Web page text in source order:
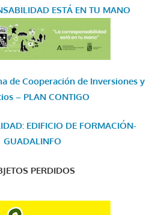
ESTÁ EN TU MANO
de Cooperación de Inversiones y
– PLAN CONTIGO
EDIFICIO DE FORMACIÓN-
GUADALINFO
PERDIDOS